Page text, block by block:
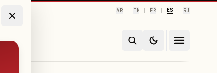
AR | EN | FR | ES | RU